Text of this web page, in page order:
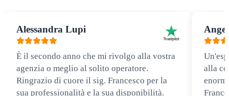
Alessandra Lupi
È il secondo anno che mi rivolgo alla vostra
agenzia o meglio al solito operatore.
Ringrazio di cuore il sig. Francesco per la
sua professionalità e la sua disponibilità.
alla